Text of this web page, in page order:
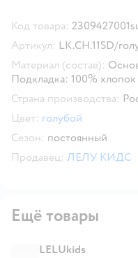
Код товара:
Артикул: LK.CH.11SD/
Материал (состав):
Подкладка: 100% хлопок
Страна производства:
Цвет: голубой
Сезон: постоянный
Продавец: ЛЕЛУ КИДС
Ещё товары
LELUkids